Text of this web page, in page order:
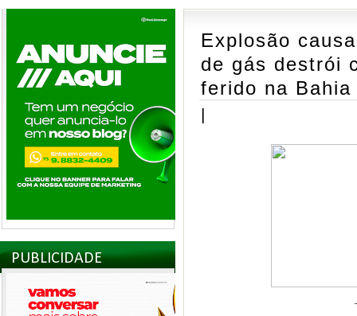
PUBLICIDADE
Explosão
de gás destrói
ferido na Bahia
|